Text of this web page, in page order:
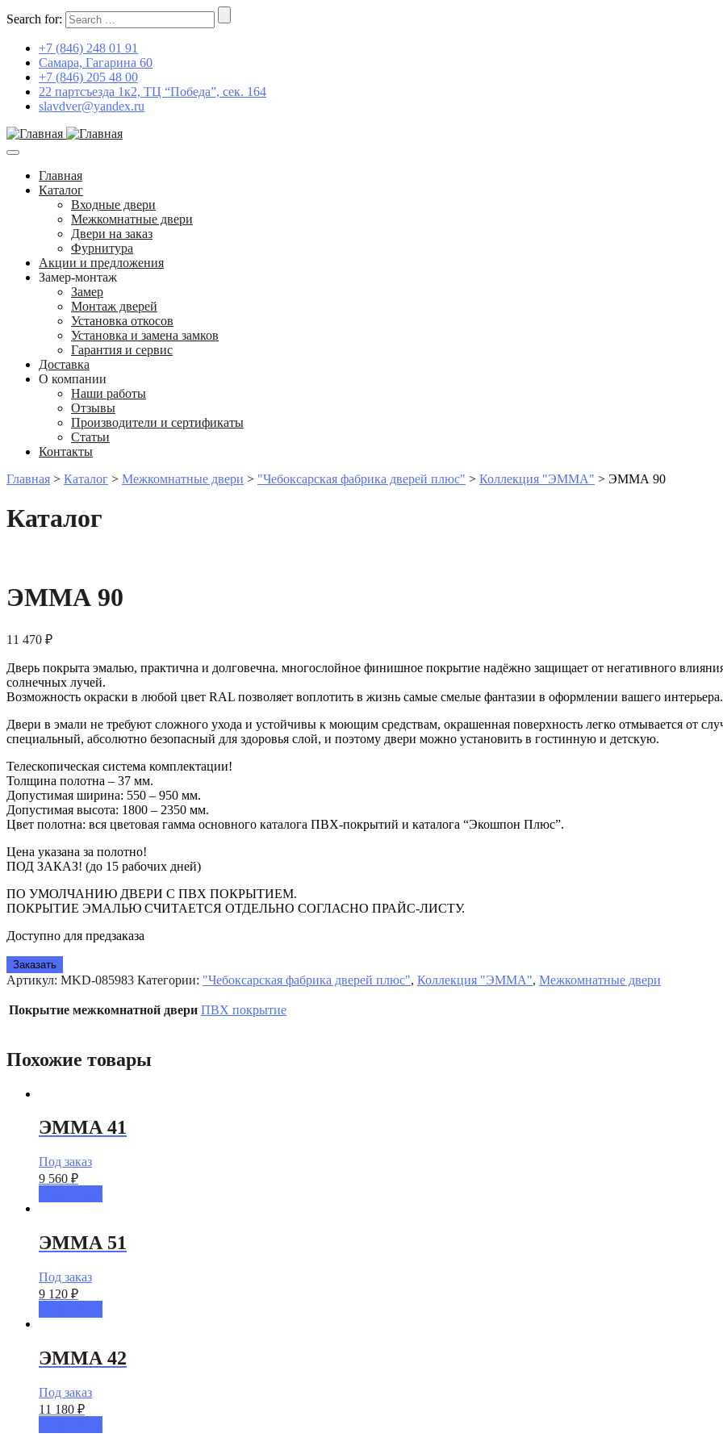
Search for:
+7 (846) 248 01 91
Самара, Гагарина 60
+7 (846) 205 48 00
22 партсъезда 1к2, ТЦ “Победа”, сек. 164
slavdver@yandex.ru
Главная
Каталог
Входные двери
Межкомнатные двери
Двери на заказ
Фурнитура
Акции и предложения
Замер-монтаж
Замер
Монтаж дверей
Установка откосов
Установка и замена замков
Гарантия и сервис
Доставка
О компании
Наши работы
Отзывы
Производители и сертификаты
Статьи
Контакты
Главная > Каталог > Межкомнатные двери > "Чебоксарская фабрика дверей плюс" > Коллекция "ЭММА" > ЭММА 90
Каталог
ЭММА 90
11 470 ₽
Дверь покрыта эмалью, практична и долговечна. многослойное финишное покрытие надёжно защищает от негативного
солнечных лучей.
Возможность окраски в любой цвет RAL позволяет воплотить в жизнь самые смелые фантазии в оформлении вашего интерьера.
Двери в эмали не требуют сложного ухода и устойчивы к моющим средствам, окрашенная поверхность легко отмывается от
специальный, абсолютно безопасный для здоровья слой, и поэтому двери можно установить в гостинную и детскую.
Телескопическая система комплектации!
Толщина полотна – 37 мм.
Допустимая ширина: 550 – 950 мм.
Допустимая высота: 1800 – 2350 мм.
Цвет полотна: вся цветовая гамма основного каталога ПВХ-покрытий и каталога “Экошпон Плюс”.
Цена указана за полотно!
ПОД ЗАКАЗ! (до 15 рабочих дней)
ПО УМОЛЧАНИЮ ДВЕРИ С ПВХ ПОКРЫТИЕМ.
ПОКРЫТИЕ ЭМАЛЬЮ СЧИТАЕТСЯ ОТДЕЛЬНО СОГЛАСНО ПРАЙС-ЛИСТУ.
Доступно для предзаказа
Заказать
Артикул: MKD-085983 Категории: "Чебоксарская фабрика дверей плюс", Коллекция "ЭММА", Межкомнатные двери
Покрытие межкомнатной двери ПВХ покрытие
Похожие товары
ЭММА 41
Под заказ
9 560 ₽
ЭММА 51
Под заказ
9 120 ₽
ЭММА 42
Под заказ
11 180 ₽